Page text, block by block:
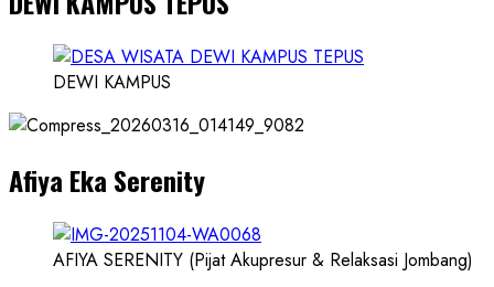
Founder
Konsep
Karnus
Dokter
Ilmuwan
DEWI KAMPUS
Afiya Eka Serenity
AFIYA SERENITY (Pijat Akupresur & Relaksasi Jombang)